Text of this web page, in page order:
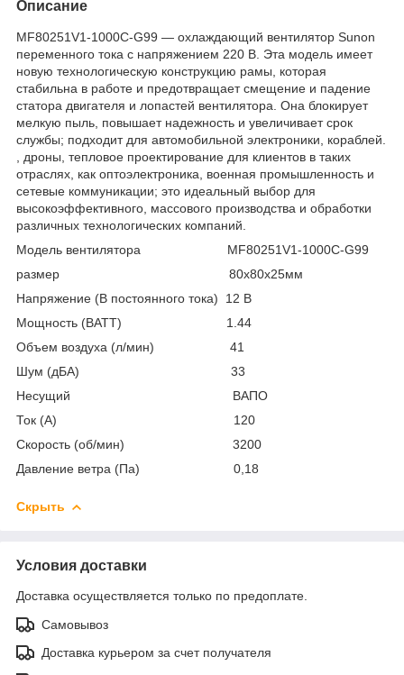
Описание
MF80251V1-1000C-G99 — охлаждающий вентилятор Sunon
переменного тока с напряжением 220 В. Эта модель имеет
новую технологическую конструкцию рамы, которая
стабильна в работе и предотвращает смещение и падение
статора двигателя и лопастей вентилятора. Она блокирует
мелкую пыль, повышает надежность и увеличивает срок
службы; подходит для автомобильной электроники, кораблей.
, дроны, тепловое проектирование для клиентов в таких
отраслях, как оптоэлектроника, военная промышленность и
сетевые коммуникации; это идеальный выбор для
высокоэффективного, массового производства и обработки
различных технологических компаний.
Модель вентилятора MF80251V1-1000C-G99
размер 80х80х25мм
Напряжение (В постоянного тока) 12 В
Мощность (ВАТТ) 1.44
Объем воздуха (л/мин) 41
Шум (дБА) 33
Несущий ВАПО
Ток (А) 120
Скорость (об/мин) 3200
Давление ветра (Па) 0,18
Скрыть
Условия доставки
Доставка осуществляется только по предоплате.
Самовывоз
Доставка курьером за счет получателя